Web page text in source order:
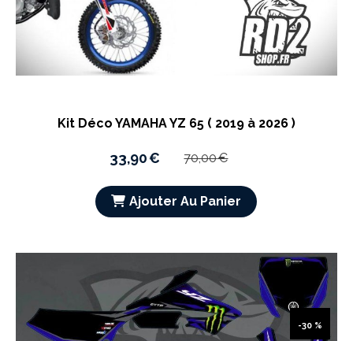
Kit Déco YAMAHA YZ 65 ( 2019 à 2026 )
33,90€ 70,00€
Ajouter Au Panier
-30 %